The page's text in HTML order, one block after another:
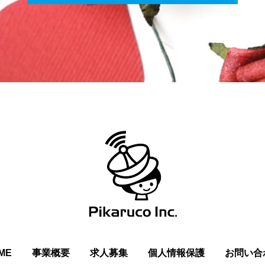
事業概要 求人募集 個人情報保護 お問い合